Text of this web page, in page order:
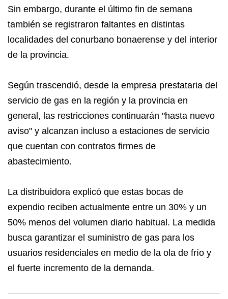
Sin embargo, durante el último fin de semana
también se registraron faltantes en distintas
localidades del conurbano bonaerense y del interior
de la provincia.
Según trascendió, desde la empresa prestataria del
servicio de gas en la región y la provincia en
general, las restricciones continuarán "hasta nuevo
aviso" y alcanzan incluso a estaciones de servicio
que cuentan con contratos firmes de
abastecimiento.
La distribuidora explicó que estas bocas de
expendio reciben actualmente entre un 30% y un
50% menos del volumen diario habitual. La medida
busca garantizar el suministro de gas para los
usuarios residenciales en medio de la ola de frío y
el fuerte incremento de la demanda.